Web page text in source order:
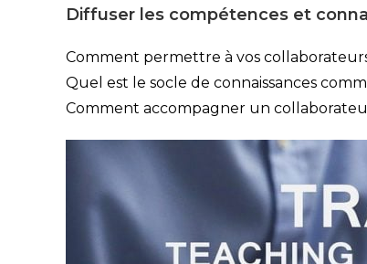
Diffuser les compétences et
Comment permettre à vos
Quel est le socle de connaissances
Comment accompagner un